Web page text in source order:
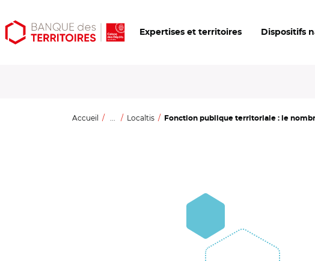
Aller
au
Aller
au
Ouvrir
les
Expertises et territoires Dispositifs
Accueil ... Localtis Fonction publique territoriale : le